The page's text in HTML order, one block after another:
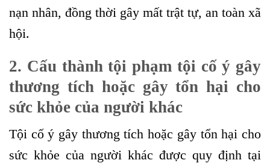
nạn nhân, đồng thời gây mất trật tự, an toàn xã
hội.
2. Cấu thành tội phạm tội cố ý gây
thương tích hoặc gây tổn hại cho
sức khỏe của người khác
Tội cố ý gây thương tích hoặc gây tổn hại cho
sức khỏe của người khác được quy định tại